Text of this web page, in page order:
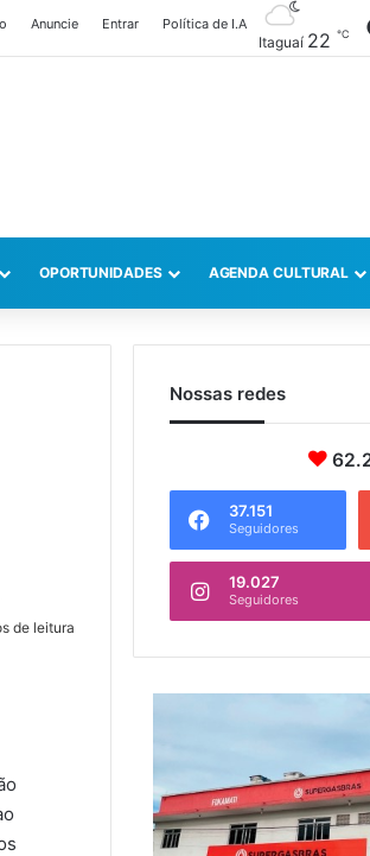
Anuncie Entrar Política de I.A
Itaguaí 22 ℃
OPORTUNIDADES AGENDA CULTURAL
de leitura
Nossas redes
37.151
Seguidores
19.027
Seguidores